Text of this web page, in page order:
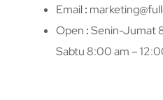
Email:
Open :Senin-Jumat
Sabtu 8:00 am –